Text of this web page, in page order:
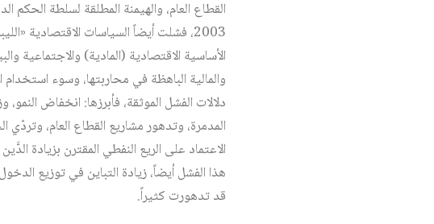
2003، فشلت أيضاً السياسات الاقتصادية
الأساسية الاقتصادية (المادية) والاجتماعية
والمالية الباهظة في محاربتها، وسوء استخدام
دلالات الفشل الموثقة، فأبرزها: انخفاض
المدمرة، وتدهور مشاريع القطاع العام، وتردّي
الاعتماد على الريع النفطي المقترن بزيادة
هذا الفشل أيضاً، زيادة التباين في توزيع
قد تدهورت كثيراً.